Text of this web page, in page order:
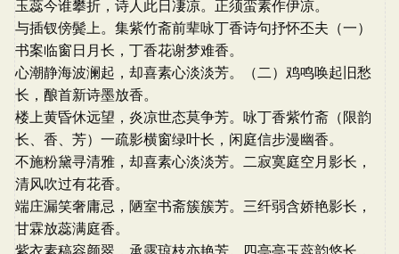
玉蕊今谁攀折，诗人此日凄凉。正须蛮素作伊凉。
与插钗傍鬓上。集紫竹斋前辈咏丁香诗句抒怀丕夫（一）
书案临窗日月长，丁香花谢梦难香。
心潮静海波澜起，却喜素心淡淡芳。（二）鸡鸣唤起旧愁
长，酿首新诗墨放香。
楼上黄昏休远望，炎凉世态莫争芳。咏丁香紫竹斋（限韵
长、香、芳）一疏影横窗绿叶长，闲庭信步漫幽香。
不施粉黛寻清雅，却喜素心淡淡芳。二寂寞庭空月影长，
清风吹过有花香。
端庄漏笑奢庸忌，陋室书斋簇簇芳。三纤弱含娇艳影长，
甘霖放蕊满庭香。
紫衣素稿容颜翠，承露琼枝亦艳芳。四亭亭玉蕊韵悠长，